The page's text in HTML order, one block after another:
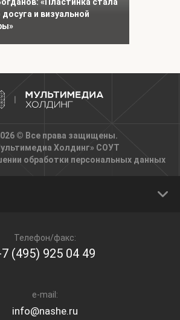
и визуальной
© Все права защищены.
Холдинг» СОУТ
обработки персональных данных
Телефон/факс:
(495) 925 04 49
e-mail:
info@nashe.ru